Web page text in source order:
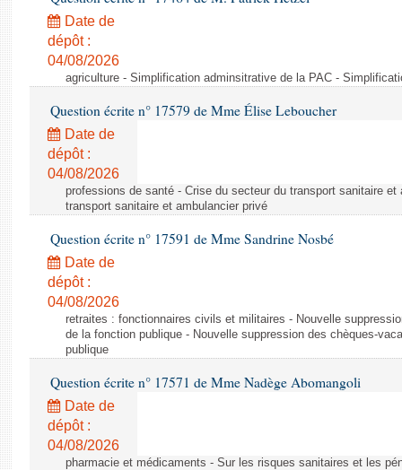
Budget et sécurité sociale
Questions écrites et orales
Comptes rendus des débats
Date de
dépôt :
04/08/2026
agriculture - Simplification adminsitrative de la PAC -
Question écrite n° 17579 de Mme Élise Leboucher
Date de
dépôt :
04/08/2026
professions de santé - Crise du secteur du transport sanitaire
transport sanitaire et ambulancier privé
Question écrite n° 17591 de Mme Sandrine Nosbé
Date de
dépôt :
04/08/2026
retraites : fonctionnaires civils et militaires - Nouvelle
de la fonction publique - Nouvelle suppression des chèques-
publique
Question écrite n° 17571 de Mme Nadège Abomangoli
Date de
dépôt :
04/08/2026
pharmacie et médicaments - Sur les risques sanitaires et les